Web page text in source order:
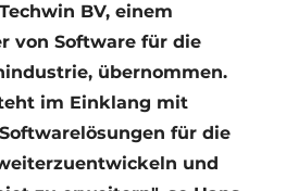
BV, einem
von Software für die
übernommen.
im Einklang mit
für die
und